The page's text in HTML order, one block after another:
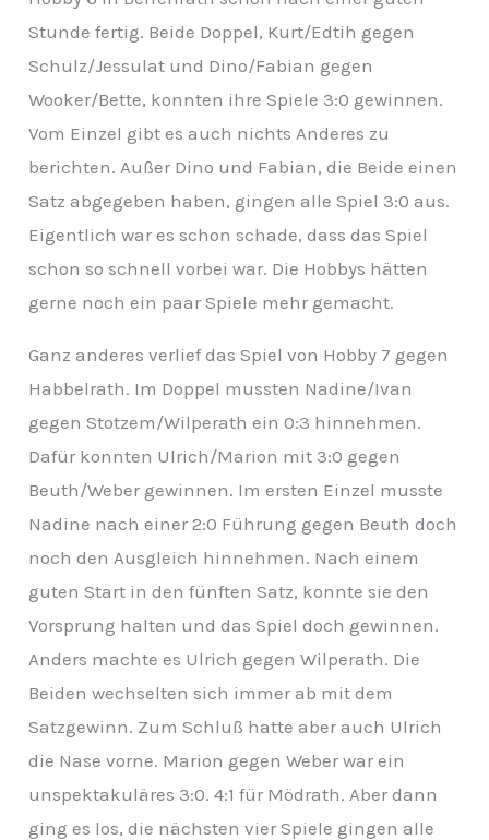
Stunde fertig. Beide Doppel, Kurt/Edtih gegen
Schulz/Jessulat und Dino/Fabian gegen
Wooker/Bette, konnten ihre Spiele 3:0 gewinnen.
Vom Einzel gibt es auch nichts Anderes zu
berichten. Außer Dino und Fabian, die Beide einen
Satz abgegeben haben, gingen alle Spiel 3:0 aus.
Eigentlich war es schon schade, dassdas Spiel
schon so schnell vorbei war. Die Hobbys hätten
gerne noch ein paar Spiele mehr gemacht.
Ganz anderes verlief das Spiel von Hobby 7 gegen
Habbelrath. Im Doppel mussten Nadine/Ivan
gegen Stotzem/Wilperath ein 0:3 hinnehmen.
Dafür konnten Ulrich/Marion mit 3:0 gegen
Beuth/Weber gewinnen. Im ersten Einzel musste
Nadine nach einer 2:0 Führung gegen Beuth doch
noch den Ausgleich hinnehmen. Nach einem
guten Start in den fünften Satz, konnte sie den
Vorsprung halten und das Spiel doch gewinnen.
Anders machte es Ulrich gegen Wilperath. Die
Beiden wechselten sich immer ab mit dem
Satzgewinn. Zum Schluß hatte aber auch Ulrich
die Nase vorne. Marion gegen Weber war ein
unspektakuläres 3:0. 4:1 für Mödrath. Aber dann
ging es los, die nächsten vier Spiele gingen alle